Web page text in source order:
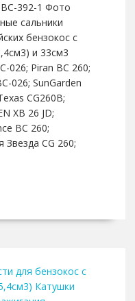
392-1 Фото
сальники
бензокос с
и 33см3
026; Piran BC 260;
026; SunGarden
CG260B;
XB 26 JD;
BC 260;
Звезда CG 260;
для бензокос с
Катушки